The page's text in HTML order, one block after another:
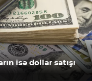
isə dollar satışı